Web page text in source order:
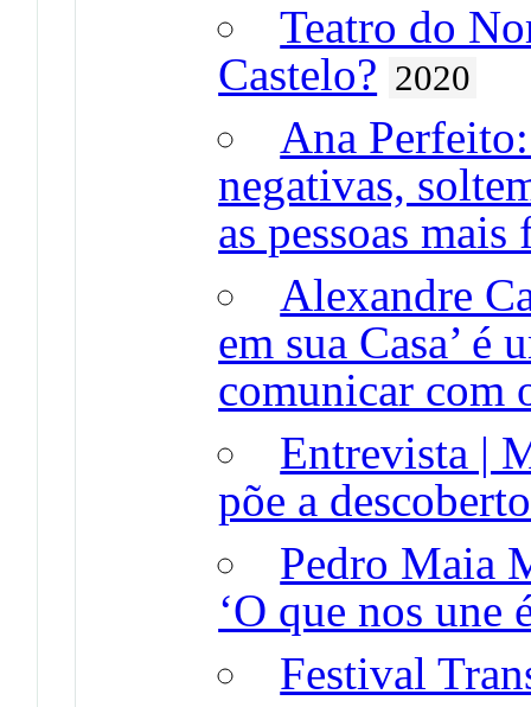
Teatro do
Castelo? 2020
Ana
negativas,
as pessoas mais
Alexandre
em sua Casa’ é
comunicar com
Entrevista |
põe a
Pedro Maia
‘O que nos une
Festival